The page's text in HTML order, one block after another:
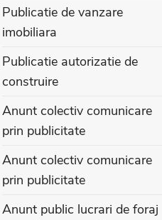
Publicatie de vanzare
imobiliara
Publicatie autorizatie de
construire
Anunt colectiv comunicare
prin publicitate
Anunt colectiv comunicare
prin publicitate
Anunt public lucrari de foraj